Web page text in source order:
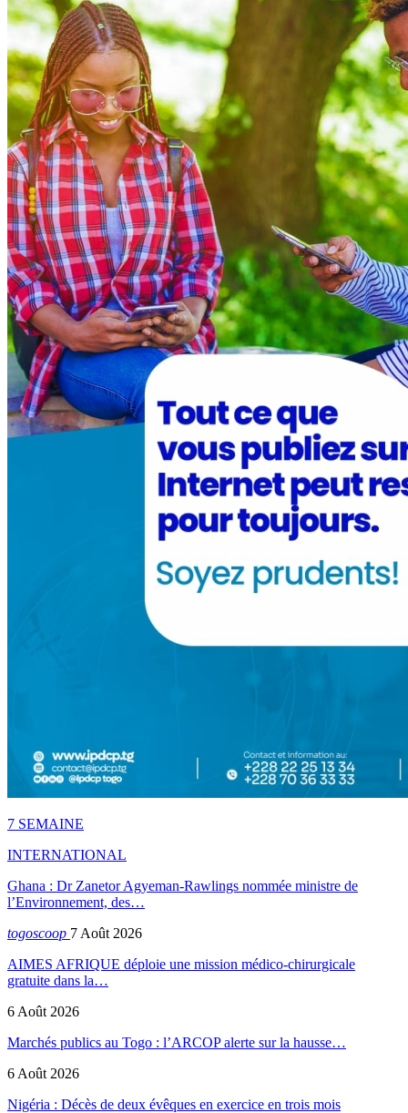
7 SEMAINE
INTERNATIONAL
Ghana : Dr Zanetor Agyeman-Rawlings nommée ministre de
l’Environnement, des…
togoscoop 7 Août 2026
AIMES AFRIQUE déploie une mission médico-chirurgicale
gratuite dans la…
6 Août 2026
Marchés publics au Togo : l’ARCOP alerte sur la hausse…
6 Août 2026
Nigéria : Décès de deux évêques en exercice en trois mois